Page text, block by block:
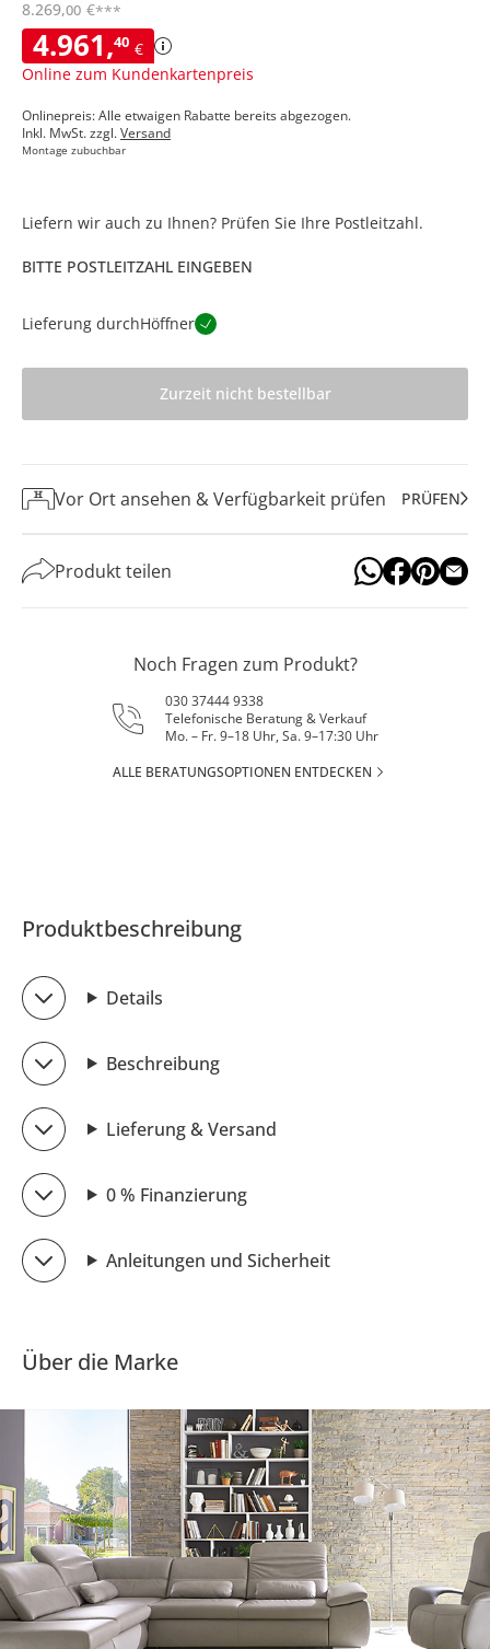
4.961,40 €
Online zum Kundenkartenpreis
8.269,00 €***
Onlinepreis: Alle etwaigen Rabatte bereits abgezogen.
Inkl. MwSt. zzgl.Versand
Montage zubuchbar
Liefern wir auch zu Ihnen? Prüfen Sie Ihre Postleitzahl.
BITTE POSTLEITZAHL EINGEBEN
Lieferung durchHöffner
Zurzeit nicht bestellbar
Vor Ort ansehen & Verfügbarkeit prüfen PRÜFEN
Produkt teilen
Noch Fragen zum Produkt?
030 37444 9338
Telefonische Beratung & Verkauf
Mo. – Fr. 9–18 Uhr, Sa. 9–17:30 Uhr
ALLE BERATUNGSOPTIONEN ENTDECKEN
Produktbeschreibung
Details
Beschreibung
Lieferung & Versand
0 % Finanzierung
Anleitungen und Sicherheit
Über die Marke